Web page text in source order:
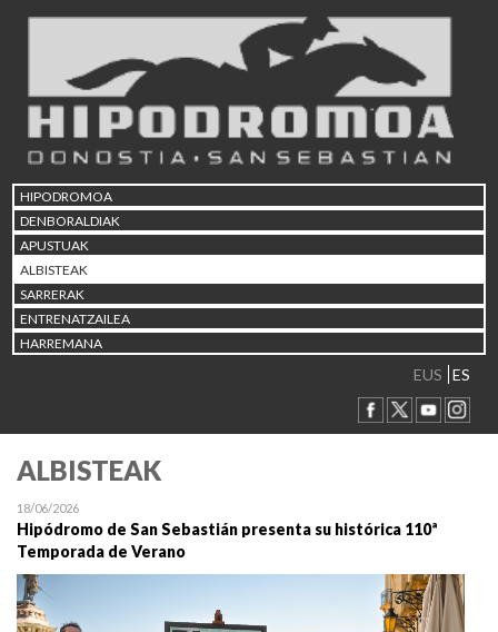
HIPODROMOA
DENBORALDIAK
APUSTUAK
ALBISTEAK
SARRERAK
ENTRENATZAILEA
HARREMANA
EUS ES
ALBISTEAK
18/06/2026
Hipódromo de San Sebastián presenta su histórica 110ª
Temporada de Verano